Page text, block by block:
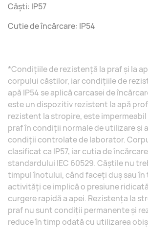
Căști: IP57
Cutie de încărcare: IP54
*Condițiile de rezistență la praf și la
corpului căștilor, iar condițiile de
apă IP54 se aplică carcasei de
este un dispozitiv rezistent la apă
rezistent la stropire, este
praf în condiții normale de utilizare și
condiții controlate de laborator.
clasificat ca IP57, iar cutia de
standardului IEC 60529. Căștile nu
timpul înotului, când faceți duș sau
activități ce implică o presiune
curgere rapidă a apei. Rezistența la
praf nu sunt condiții permanente și
reduce în timp odată cu utilizarea